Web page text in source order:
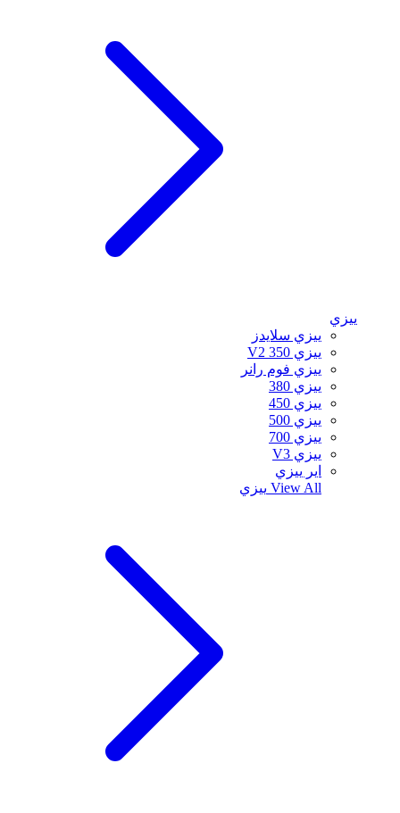
ييزي
ييزي سلايدز
ييزي 350 V2
ييزي فوم رانر
ييزي 380
ييزي 450
ييزي 500
ييزي 700
ييزي V3
اير ييزي
View All ييزي